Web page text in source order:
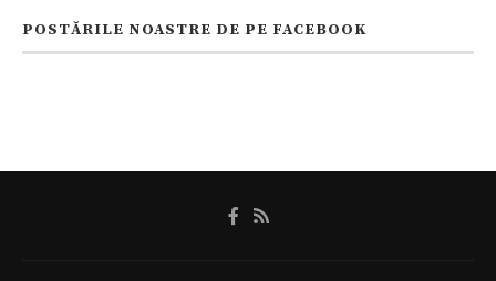
POSTĂRILE NOASTRE DE PE FACEBOOK